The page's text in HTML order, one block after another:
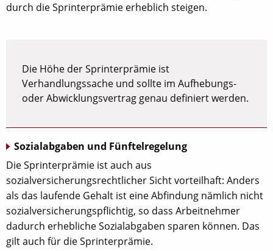
durch die Sprinterprämie erheblich steigen.
Die Höhe der Sprinterprämie ist
Verhandlungssache und sollte im Aufhebungs-
oder Abwicklungsvertrag genau definiert werden.
Sozialabgaben und Fünftelregelung
Die Sprinterprämie ist auch aus
sozialversicherungsrechtlicher Sicht vorteilhaft: Anders
als das laufende Gehalt ist eine Abfindung nämlich nicht
sozialversicherungspflichtig, so dass Arbeitnehmer
dadurch erhebliche Sozialabgaben sparen können. Das
gilt auch für die Sprinterprämie.